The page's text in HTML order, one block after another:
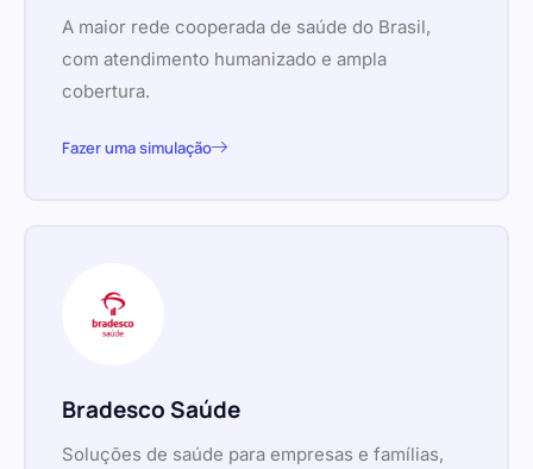
A maior rede cooperada de saúde do Brasil,
com atendimento humanizado e ampla
cobertura.
Fazer uma simulação
Bradesco Saúde
Soluções de saúde para empresas e famílias,